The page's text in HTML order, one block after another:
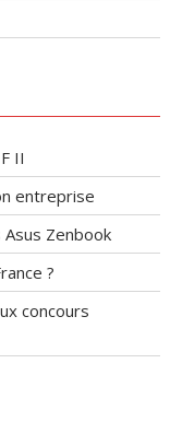
II
entreprise
Zenbook
?
concours